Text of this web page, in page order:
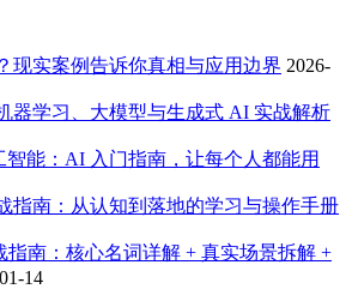
现实案例告诉你真相与应用边界 2026-
器学习、大模型与生成式 AI 实战解析
智能：AI 入门指南，让每个人都能用
指南：从认知到落地的学习与操作手册
指南：核心名词详解 + 真实场景拆解 +
14